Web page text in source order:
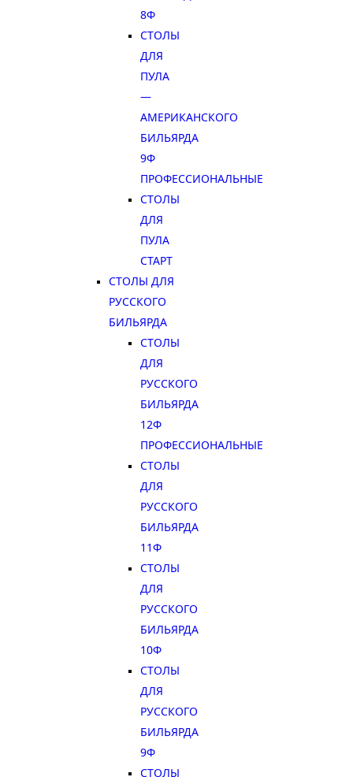
8Ф
СТОЛЫ
ДЛЯ
ПУЛА
—
АМЕРИКАНСКОГО
БИЛЬЯРДА
9Ф
ПРОФЕССИОНАЛЬНЫЕ
СТОЛЫ
ДЛЯ
ПУЛА
СТАРТ
СТОЛЫ ДЛЯ
РУССКОГО
БИЛЬЯРДА
СТОЛЫ
ДЛЯ
РУССКОГО
БИЛЬЯРДА
12Ф
ПРОФЕССИОНАЛЬНЫЕ
СТОЛЫ
ДЛЯ
РУССКОГО
БИЛЬЯРДА
11Ф
СТОЛЫ
ДЛЯ
РУССКОГО
БИЛЬЯРДА
10Ф
СТОЛЫ
ДЛЯ
РУССКОГО
БИЛЬЯРДА
9Ф
СТОЛЫ